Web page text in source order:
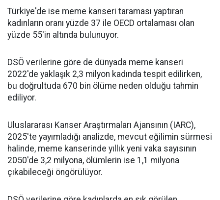
Türkiye'de ise meme kanseri taraması yaptıran
kadınların oranı yüzde 37 ile OECD ortalaması olan
yüzde 55'in altında bulunuyor.
DSÖ verilerine göre de dünyada meme kanseri
2022'de yaklaşık 2,3 milyon kadında tespit edilirken,
bu doğrultuda 670 bin ölüme neden olduğu tahmin
ediliyor.
Uluslararası Kanser Araştırmaları Ajansının (IARC),
2025'te yayımladığı analizde, mevcut eğilimin sürmesi
halinde, meme kanserinde yıllık yeni vaka sayısının
2050'de 3,2 milyona, ölümlerin ise 1,1 milyona
çıkabileceği öngörülüyor.